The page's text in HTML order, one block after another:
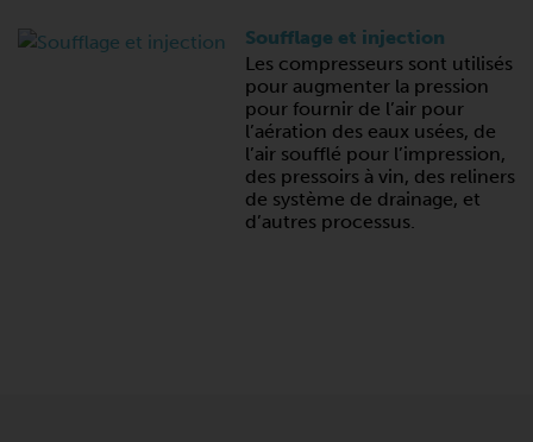
Soufflage et injection
Les compresseurs sont utilisés
pour augmenter la pression
pour fournir de l’air pour
l’aération des eaux usées, de
l’air soufflé pour l’impression,
des pressoirs à vin, des reliners
de système de drainage, et
d’autres processus.